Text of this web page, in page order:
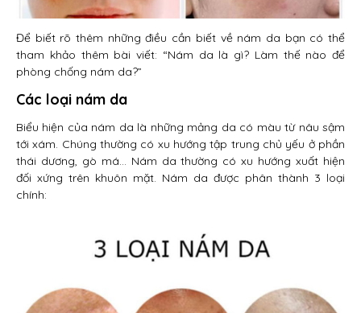
Để biết rõ thêm những điều cần biết về nám da bạn có thể
tham khảo thêm bài viết: “Nám da là gì? Làm thế nào để
phòng chống nám da?”
Các loại nám da
Biểu hiện của nám da là những mảng da có màu từ nâu sậm
tới xám. Chúng thường có xu hướng tập trung chủ yếu ở phần
thái dương, gò má… Nám da thường có xu hướng xuất hiện
đối xứng trên khuôn mặt. Nám da được phân thành 3 loại
chính: